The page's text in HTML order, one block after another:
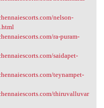
nelson-
ra-puram-
saidapet-
teynampet-
thiruvalluvar